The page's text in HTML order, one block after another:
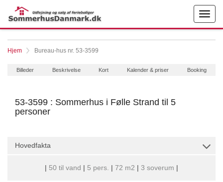
Hjem Bureau-hus nr. 53-3599
Billeder Beskrivelse Kort Kalender & priser Booking
53-3599 : Sommerhus i Følle Strand til 5
personer
Hovedfakta
| 50 til vand | 5 pers. | 72 m2 | 3 soverum |